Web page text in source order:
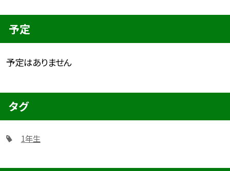
予定
予定はありません
タグ
1年生